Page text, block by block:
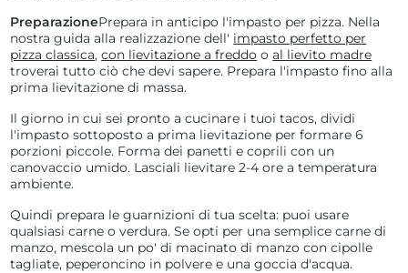
PreparazionePrepara in anticipo l'impasto per pizza. Nella
nostra guida alla realizzazione dell' impasto perfetto per
pizza classica,con lievitazione a freddo oal lievito madre
troverai tutto ciò che devi sapere. Prepara l'impasto fino alla
prima lievitazione di massa.
Il giorno in cui sei pronto a cucinare i tuoi tacos, dividi
l'impasto sottoposto a prima lievitazione per formare 6
porzioni piccole. Forma dei panetti e coprili con un
canovaccio umido. Lasciali lievitare 2-4 ore a temperatura
ambiente.
Quindi prepara le guarnizioni di tua scelta: puoi usare
qualsiasi carne o verdura. Se opti per una semplice carne di
manzo, mescola un po' di macinato di manzo con cipolle
tagliate, peperoncino in polvere e una goccia d'acqua.